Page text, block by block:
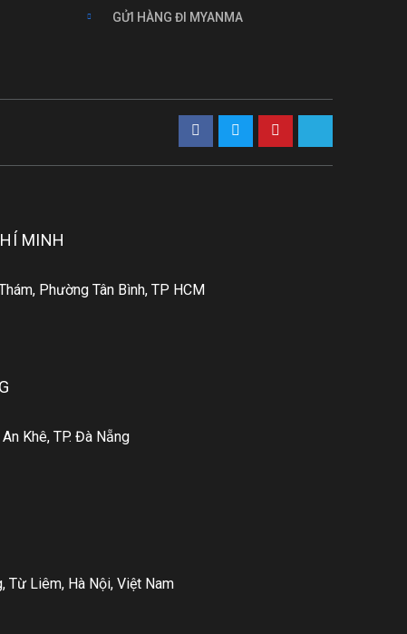
GỬI HÀNG ĐI MYANMA
MINH
Phường Tân Bình, TP HCM
Khê, TP. Đà Nẵng
Từ Liêm, Hà Nội, Việt Nam